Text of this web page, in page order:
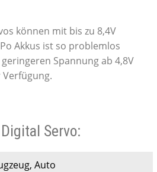
können mit bis zu 8,4V
Akkus ist so problemlos
Spannung ab 4,8V
Servo:
Auto